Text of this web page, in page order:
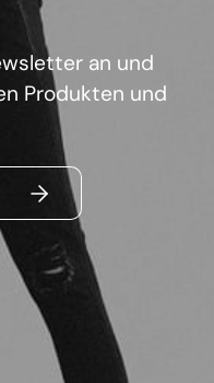
an und
Produkten und
ABSENDEN